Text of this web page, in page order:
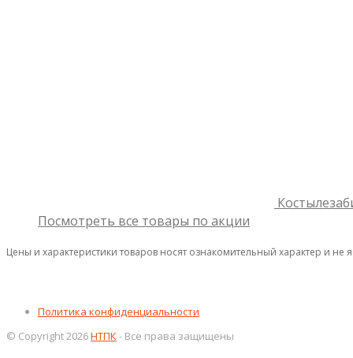
Посмотреть все товары по акции
Цены и характеристики товаров носят ознакомительный характер и не
Политика конфиденциальности
© Copyright 2026НТПК- Все права защищены